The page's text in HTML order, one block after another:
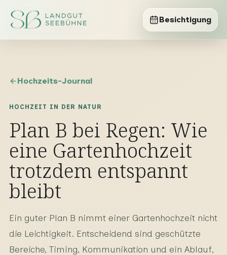
Besichtigung
Hochzeits-Journal
HOCHZEIT IN DER NATUR
Plan B bei Regen: Wie
eine Gartenhochzeit
trotzdem entspannt
bleibt
Ein guter Plan B nimmt einer Gartenhochzeit nicht
die Leichtigkeit. Entscheidend sind geschützte
Bereiche, Timing, Kommunikation und ein Ablauf,